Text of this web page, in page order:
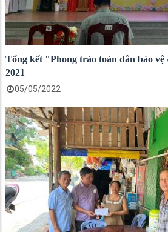
Tổng kết "Phong trào toàn dân bảo
2021
05/05/2022